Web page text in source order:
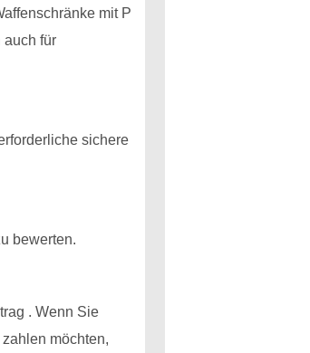
mit P
auch für
sichere
bewerten.
. Wenn Sie
möchten,